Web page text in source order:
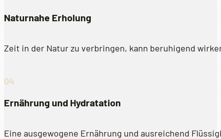
Naturnahe Erholung
Zeit in der Natur zu verbringen, kann beruhigend
Ernährung und Hydratation
Eine ausgewogene Ernährung und ausreichend